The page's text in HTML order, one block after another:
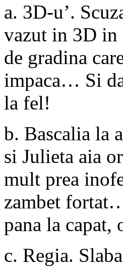
a. 3D-u’.
vazut in 3D in
de gradina
impaca… Si
la fel!
b. Bascalia la
si Julieta aia
mult prea
zambet
pana la
c. Regia.